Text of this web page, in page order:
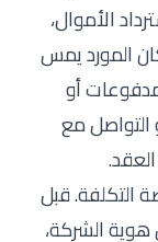
الأموال،
المورد يمس
أو
التواصل مع
التكلفة. قبل
هوية الشركة،